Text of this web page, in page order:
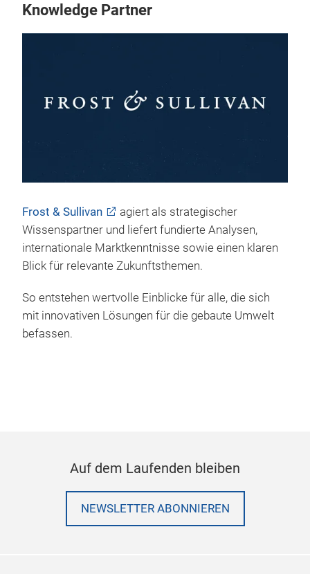
Knowledge Partner
Frost & Sullivan
agiert als strategischer
Wissenspartner und liefert fundierte Analysen,
internationale Marktkenntnisse sowie einen klaren
Blick für relevante Zukunftsthemen.
So entstehen wertvolle Einblicke für alle, die sich
mit innovativen Lösungen für die gebaute Umwelt
befassen.
Auf dem Laufenden bleiben
NEWSLETTER ABONNIEREN